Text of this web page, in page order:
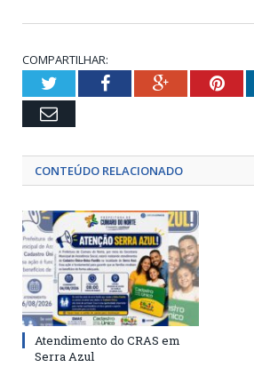
COMPARTILHAR:
TwitterFacebookGoogle+
Email
CONTEÚDO RELACIONADO
Atendimento do CRAS em
Serra Azul